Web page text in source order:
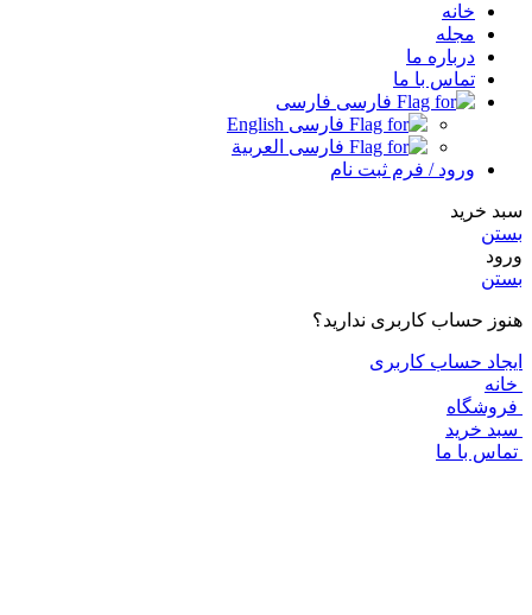
خانه
مجله
درباره ما
تماس با ما
فارسی
English
العربية
ورود / فرم ثبت نام
خرید
حساب کاربری ندارید؟
حساب کاربری
خرید
با ما